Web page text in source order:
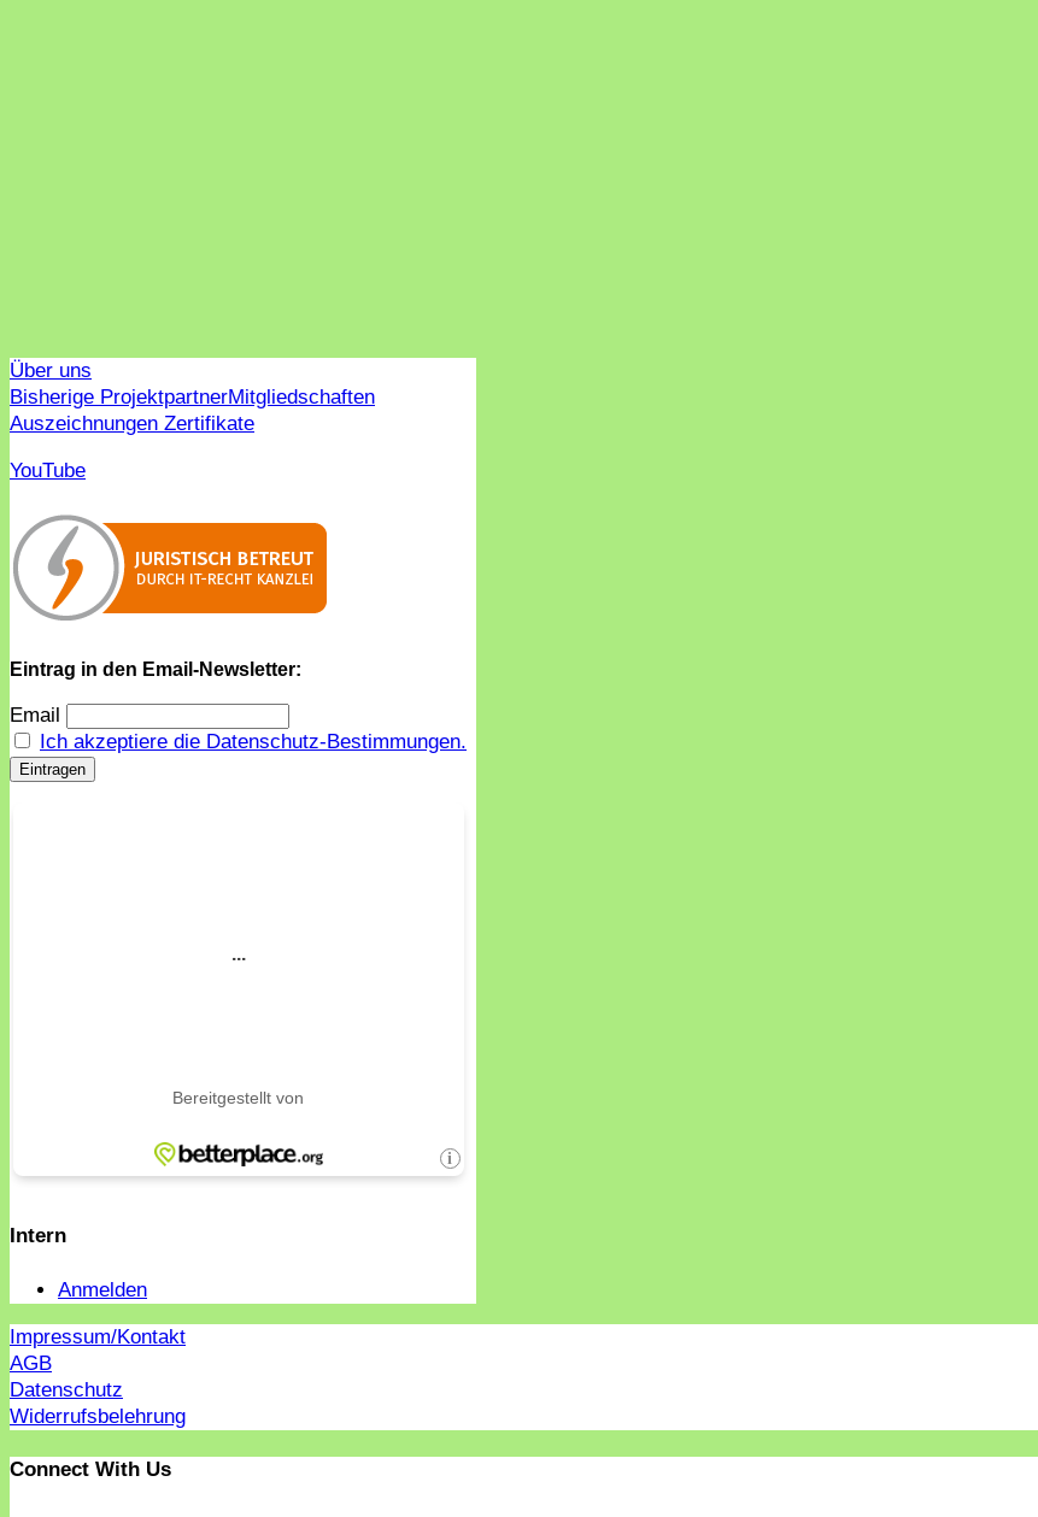
Über uns
Bisherige ProjektpartnerMitgliedschaften
Auszeichnungen Zertifikate
YouTube
Eintrag in den Email-Newsletter:
Email
Ich akzeptiere die Datenschutz-Bestimmungen.
Intern
Anmelden
Impressum/Kontakt
AGB
Datenschutz
Widerrufsbelehrung
Connect With Us